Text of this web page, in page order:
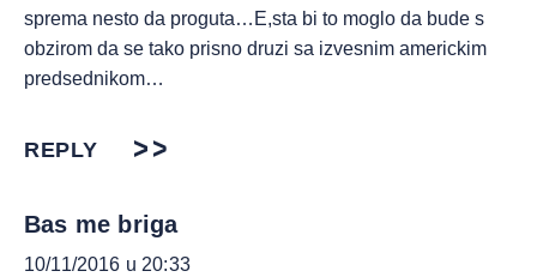
sprema nesto da proguta…E,sta bi to moglo da bude s
obzirom da se tako prisno druzi sa izvesnim americkim
predsednikom…
REPLY
Bas me briga
10/11/2016 u 20:33